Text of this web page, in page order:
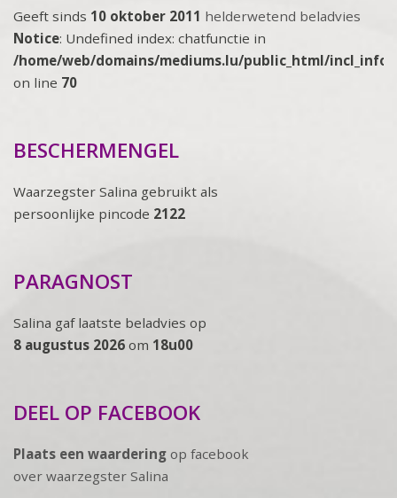
Geeft sinds 10 oktober 2011 helderwetend beladvies
Notice: Undefined index: chatfunctie in
/home/web/domains/mediums.lu/public_html/
on line 70
BESCHERMENGEL
Waarzegster Salina gebruikt als
persoonlijke pincode 2122
PARAGNOST
Salina gaf laatste beladvies op
8 augustus 2026 om 18u00
DEEL OP FACEBOOK
Plaats een waardering op facebook
over waarzegster Salina